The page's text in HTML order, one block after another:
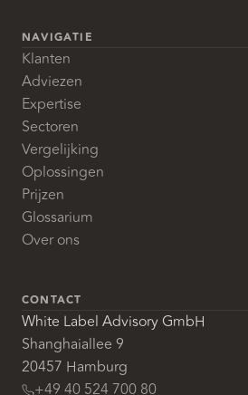
NAVIGATIE
Klanten
Adviezen
Expertise
Sectoren
Vergelijking
Oplossingen
Prijzen
Glossarium
Over ons
CONTACT
White Label Advisory GmbH
Shanghaiallee 9
20457 Hamburg
+49 40 524 700 80